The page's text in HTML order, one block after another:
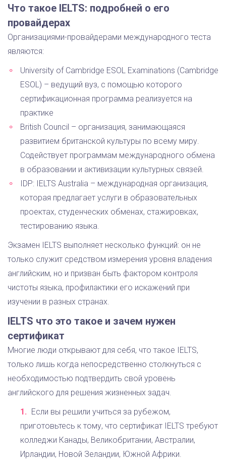
Что такое IELTS: подробней о его
провайдерах
Организациями-провайдерами международного теста
являются:
University of Cambridge ESOL Examinations (Cambridge
ESOL) – ведущий вуз, с помощью которого
сертификационная программа реализуется на
практике
British Council – организация, занимающаяся
развитием британской культуры по всему миру.
Содействует программам международного обмена
в образовании и активизации культурных связей.
IDP: IELTS Australia – международная организация,
которая предлагает услуги в образовательных
проектах, студенческих обменах, стажировках,
тестированию языка.
Экзамен IELTS выполняет несколько функций: он не
только служит средством измерения уровня владения
английским, но и призван быть фактором контроля
чистоты языка, профилактики его искажений при
изучении в разных странах.
IELTS что это такое и зачем нужен
сертификат
Многие люди открывают для себя, что такое IELTS,
только лишь когда непосредственно столкнуться с
необходимостью подтвердить свой уровень
английского для решения жизненных задач.
Если вы решили учиться за рубежом,
приготовьтесь к тому, что сертификат IELTS требуют
колледжи Канады, Великобритании, Австралии,
Ирландии, Новой Зеландии, Южной Африки.